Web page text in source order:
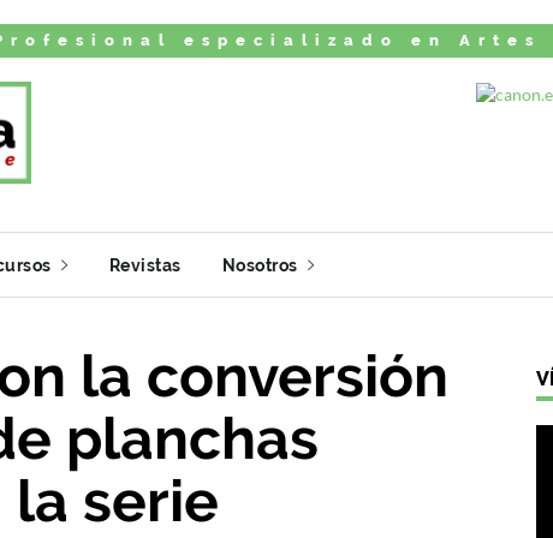
especializado en Artes
Revistas Nosotros
la conversión
planchas
la serie